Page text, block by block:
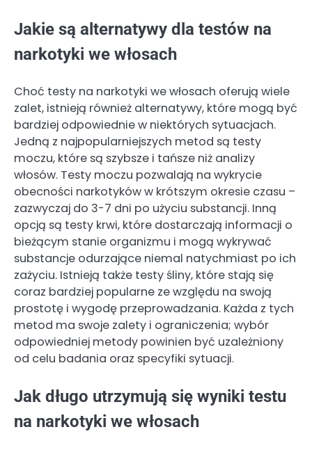
Jakie są alternatywy dla testów na
narkotyki we włosach
Choć testy na narkotyki we włosach oferują wiele
zalet, istnieją również alternatywy, które mogą być
bardziej odpowiednie w niektórych sytuacjach.
Jedną z najpopularniejszych metod są testy
moczu, które są szybsze i tańsze niż analizy
włosów. Testy moczu pozwalają na wykrycie
obecności narkotyków w krótszym okresie czasu –
zazwyczaj do 3-7 dni po użyciu substancji. Inną
opcją są testy krwi, które dostarczają informacji o
bieżącym stanie organizmu i mogą wykrywać
substancje odurzające niemal natychmiast po ich
zażyciu. Istnieją także testy śliny, które stają się
coraz bardziej popularne ze względu na swoją
prostotę i wygodę przeprowadzania. Każda z tych
metod ma swoje zalety i ograniczenia; wybór
odpowiedniej metody powinien być uzależniony
od celu badania oraz specyfiki sytuacji.
Jak długo utrzymują się wyniki testu
na narkotyki we włosach